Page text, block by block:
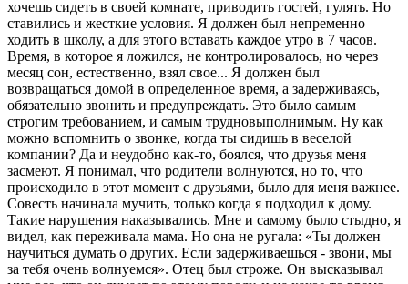
хочешь сидеть в своей комнате, приводить гостей, гулять. Но
ставились и жесткие условия. Я должен был непременно
ходить в школу, а для этого вставать каждое утро в 7 часов.
Время, в которое я ложился, не контролировалось, но через
месяц сон, естественно, взял свое... Я должен был
возвращаться домой в определенное время, а задерживаясь,
обязательно звонить и предупреждать. Это было самым
строгим требованием, и самым трудновыполнимым. Ну как
можно вспомнить о звонке, когда ты сидишь в веселой
компании? Да и неудобно как-то, боялся, что друзья меня
засмеют. Я понимал, что родители волнуются, но то, что
происходило в этот момент с друзьями, было для меня важнее.
Совесть начинала мучить, только когда я подходил к дому.
Такие нарушения наказывались. Мне и самому было стыдно, я
видел, как переживала мама. Но она не ругала: «Ты должен
научиться думать о других. Если задерживаешься - звони, мы
за тебя очень волнуемся». Отец был строже. Он высказывал